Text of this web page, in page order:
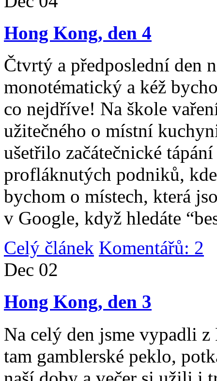
Hong Kong, den 4
Čtvrtý a předposlední den
monotématický a kéž
co nejdříve! Na škole
užitečného o místní
ušetřilo začátečnické
profláknutých podniků,
bychom o místech, která
v Google, když hledáte
Celý článek Komentářů: 2
Dec 02
Hong Kong, den 3
Na celý den jsme vypadli
tam gamblerské peklo,